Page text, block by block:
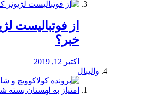
از فوتبالیست
خبر؟
اکتبر 12, 2019
والیبال